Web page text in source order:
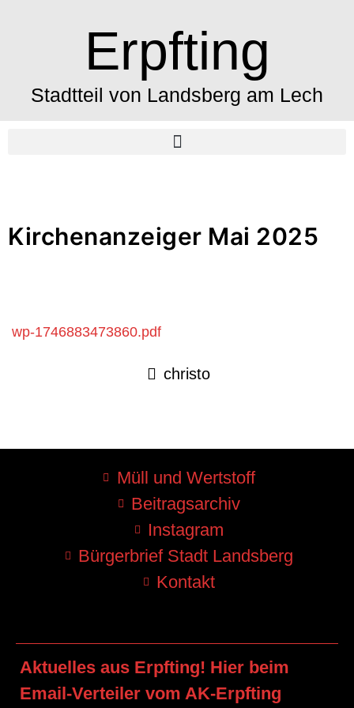
Erpfting
Stadtteil von Landsberg am Lech
Kirchenanzeiger Mai 2025
wp-1746883473860.pdf
christo
Müll und Wertstoff
Beitragsarchiv
Instagram
Bürgerbrief Stadt Landsberg
Kontakt
Aktuelles aus Erpfting! Hier beim
Email-Verteiler vom AK-Erpfting